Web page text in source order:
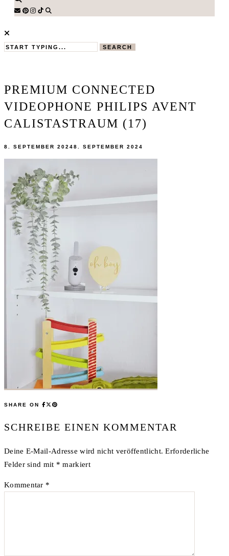
SEARCH
PREMIUM CONNECTED
VIDEOPHONE PHILIPS AVENT
CALISTASTRAUM (17)
8. SEPTEMBER 20248. SEPTEMBER 2024
SHARE ON
SCHREIBE EINEN KOMMENTAR
Deine E-Mail-Adresse wird nicht veröffentlicht. Erforderliche
Felder sind mit * markiert
Kommentar *